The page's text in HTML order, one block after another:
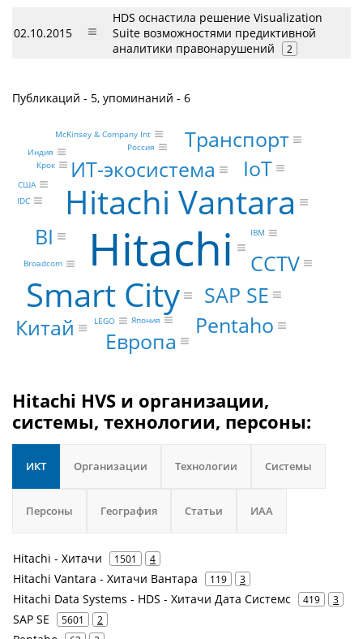
02.10.2015
HDS оснастила решение Visualization
Suite возможностями предиктивной
аналитики правонарушений
2
Публикаций - 5, упоминаний - 6
Hitachi
Hitachi Vantara
Smart City
SAP SE
Pentaho
IoT
ИТ-экосистема
BI
CCTV
Китай Европа
Транспорт
Broadcom
IBM
Крок
McKinsey & Company Int
LEGO
Россия
Япония
Индия
США
IDC
Hitachi HVS и организации,
системы, технологии, персоны:
ИКТ Организации Технологии Системы
Персоны География Статьи ИАА
Hitachi - Хитачи 1501 4
Hitachi Vantara - Хитачи Вантара 119 3
Hitachi Data Systems - HDS - Хитачи Дата Системс 419 3
SAP SE 5601 2